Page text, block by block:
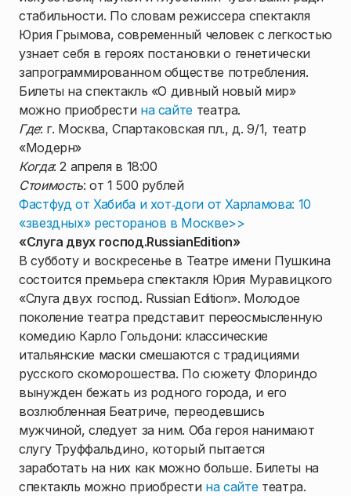
стабильности. По словам режиссера спектакля
Юрия Грымова, современный человек с легкостью
узнает себя в героях постановки о генетически
запрограммированном обществе потребления.
Билеты на спектакль «О дивный новый мир»
можно приобрести на сайте театра.
Где: г. Москва, Спартаковская пл., д. 9/1, театр
«Модерн»
Когда: 2 апреля в 18:00
Стоимость: от 1 500 рублей
Фастфуд от Хабиба и хот‑доги от Харламова: 10
«звездных» ресторанов в Москве>>
«Слуга двух господ.RussianEdition»
1/5
В субботу и воскресенье в Театре имени Пушкина
состоится премьера спектакля Юрия Муравицкого
«Слуга двух господ. Russian Edition». Молодое
поколение театра представит переосмысленную
комедию Карло Гольдони: классические
итальянские маски смешаются с традициями
русского скоморошества. По сюжету Флориндо
вынужден бежать из родного города, и его
возлюбленная Беатриче, переодевшись
мужчиной, следует за ним. Оба героя нанимают
слугу Труффальдино, который пытается
заработать на них как можно больше. Билеты на
спектакль можно приобрести на сайтетеатра.